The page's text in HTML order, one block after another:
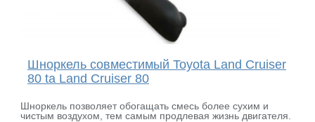
Шноркель совместимый Toyota Land Cruiser
80 ta Land Cruiser 80
Шноркель позволяет обогащать смесь более сухим и
чистым воздухом, тем самым продлевая жизнь двигателя.